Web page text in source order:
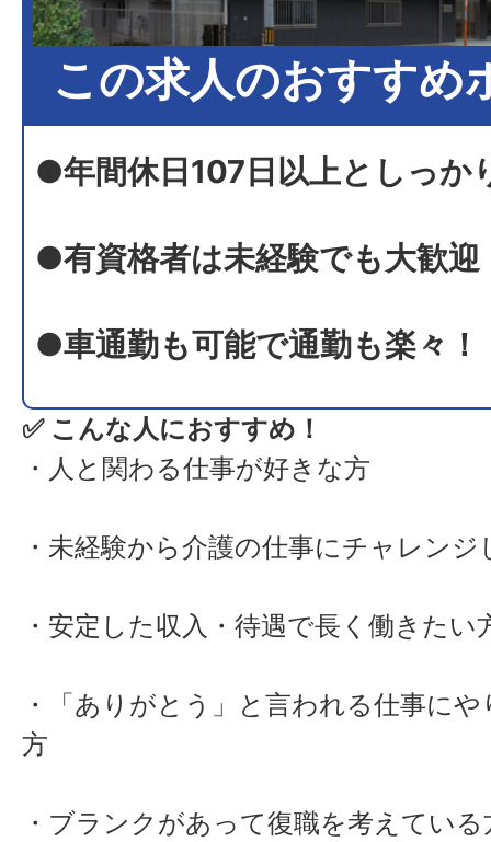
この求人のおすすめ
●年間休日107日以上としっか
●有資格者は未経験でも大歓迎
●車通勤も可能で通勤も楽々！
✅ こんな人におすすめ！
・人と関わる仕事が好きな方
・未経験から介護の仕事にチャレンジ
・安定した収入・待遇で長く働きたい
・「ありがとう」と言われる仕事に
方
・ブランクがあって復職を考えている